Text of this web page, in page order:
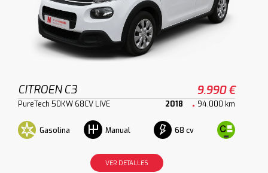
CITROEN C3 9.990 €
PureTech 50KW 68CV LIVE 2018 94.000 km
Gasolina Manual 68 cv
VER DETALLES